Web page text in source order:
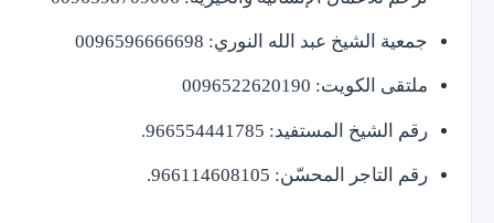
جمعية الشيخ عبد الله النوري: 0096596666698
ملتقى الكويت: 0096522620190
رقم الشيخ المستفيد: 966554441785.
رقم التاجر المحسّن: 966114608105.